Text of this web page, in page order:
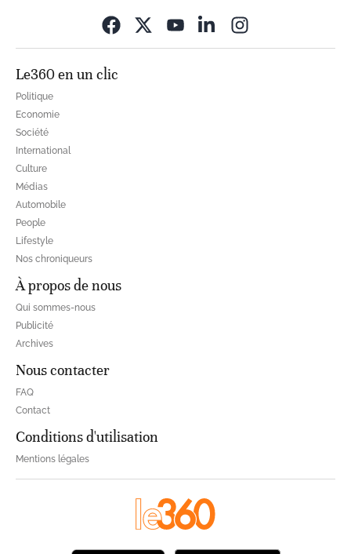
Le360 en un clic
Politique
Economie
Société
International
Culture
Médias
Automobile
People
Lifestyle
Nos chroniqueurs
À propos de nous
Qui sommes-nous
Publicité
Archives
Nous contacter
FAQ
Contact
Conditions d'utilisation
Mentions légales